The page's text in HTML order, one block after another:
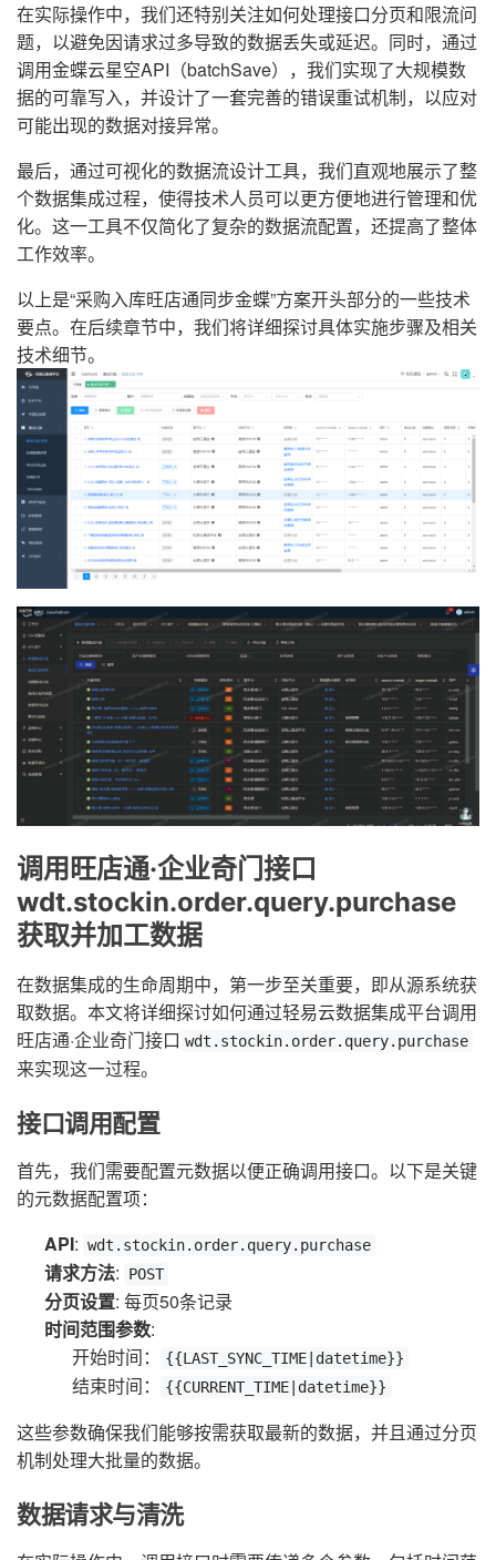
在实际操作中，我们还特别关注如何处理接口分页和限流问
题，以避免因请求过多导致的数据丢失或延迟。同时，通过
调用金蝶云星空API（batchSave），我们实现了大规模数
据的可靠写入，并设计了一套完善的错误重试机制，以应对
可能出现的数据对接异常。
最后，通过可视化的数据流设计工具，我们直观地展示了整
个数据集成过程，使得技术人员可以更方便地进行管理和优
化。这一工具不仅简化了复杂的数据流配置，还提高了整体
工作效率。
以上是“采购入库旺店通同步金蝶”方案开头部分的一些技术
要点。在后续章节中，我们将详细探讨具体实施步骤及相关
技术细节。
调用旺店通·企业奇门接口
wdt.stockin.order.query.purchase
获取并加工数据
在数据集成的生命周期中，第一步至关重要，即从源系统获
取数据。本文将详细探讨如何通过轻易云数据集成平台调用
旺店通·企业奇门接口 wdt.stockin.order.query.purchase
来实现这一过程。
接口调用配置
首先，我们需要配置元数据以便正确调用接口。以下是关键
的元数据配置项：
API: wdt.stockin.order.query.purchase
请求方法: POST
分页设置: 每页50条记录
时间范围参数:
开始时间：
{{LAST_SYNC_TIME|datetime}}
结束时间： {{CURRENT_TIME|datetime}}
这些参数确保我们能够按需获取最新的数据，并且通过分页
机制处理大批量的数据。
数据请求与清洗